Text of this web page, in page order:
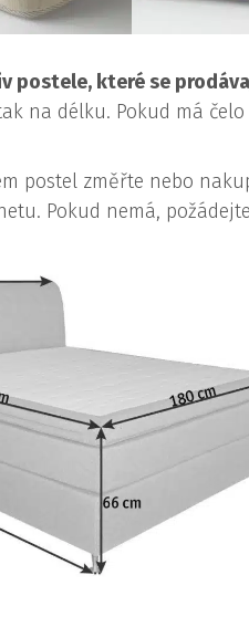
postele, které se
na délku. Pokud má
postel změřte nebo
Pokud nemá,